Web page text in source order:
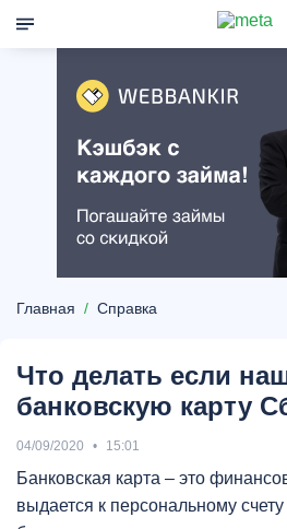
Главная Справка
Что делать если
банковскую карту
04/09/2020 15:01
Банковская карта – это
выдается к персональному